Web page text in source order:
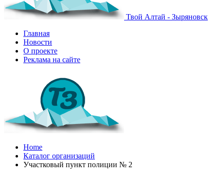
Твой Алтай - Зыряновск
Главная
Новости
О проекте
Реклама на сайте
Home
Каталог организаций
Участковый пункт полиции № 2